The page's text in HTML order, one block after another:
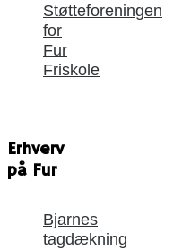
Støtteforeningen
for
Fur
Friskole
Erhverv
på Fur
Bjarnes
tagdækning